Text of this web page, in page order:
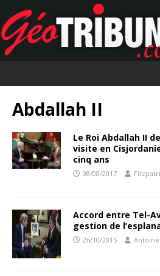
Abdallah II
Le Roi Abdallah II
visite en
cinq ans
08/08/2017
Accord entre Tel-
gestion de
26/10/2015